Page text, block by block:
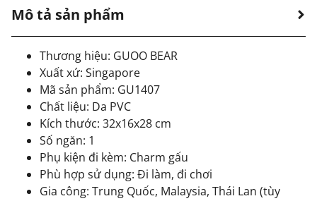
Mô tả sản phẩm
Thương hiệu: GUOO BEAR
Xuất xứ: Singapore
Mã sản phẩm: GU1407
Chất liệu: Da PVC
Kích thước: 32x16x28 cm
Số ngăn: 1
Phụ kiện đi kèm: Charm gấu
Phù hợp sử dụng: Đi làm, đi chơi
Gia công: Trung Quốc, Malaysia, Thái Lan (tùy